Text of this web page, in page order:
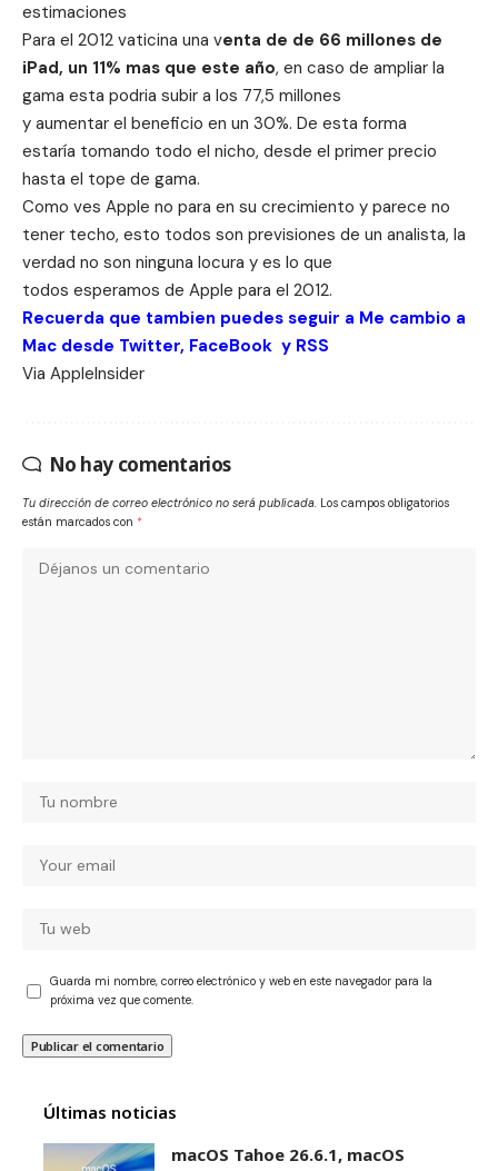
estimaciones
Para el 2012 vaticina una venta de de 66 millones de
iPad, un 11% mas que este año, en caso de ampliar la
gama esta podria subir a los 77,5 millones
y aumentar el beneficio en un 30%. De esta forma
estaría tomando todo el nicho, desde el primer precio
hasta el tope de gama.
Como ves Apple no para en su crecimiento y parece no
tener techo, esto todos son previsiones de un analista, la
verdad no son ninguna locura y es lo que
todos esperamos de Apple para el 2012.
Recuerda que tambien puedes seguir a Me cambio a
Mac desde Twitter, FaceBook y RSS
Via AppleInsider
No hay comentarios
Tu dirección de correo electrónico no será publicada. Los campos obligatorios
están marcados con *
Guarda mi nombre, correo electrónico y web en este navegador para la
próxima vez que comente.
Últimas noticias
macOS Tahoe 26.6.1, macOS